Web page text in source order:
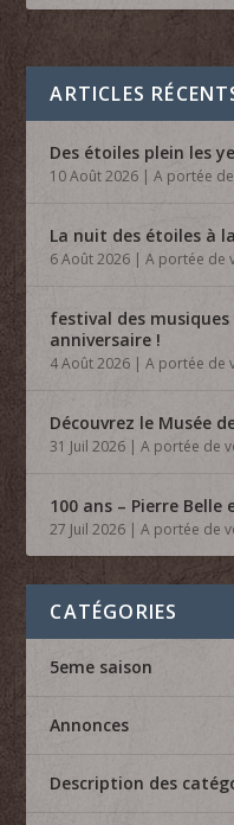
ARTICLES
Des étoiles plein les
10 Août 2026 |A portée
La nuit des étoiles à
6 Août 2026 |A portée de
festival des musiques
anniversaire !
4 Août 2026 |A portée de
Découvrez le Musée
31 Juil 2026 |A portée de
100 ans – Pierre Belle
27 Juil 2026 |A portée de
CATÉGORIES
5eme saison
Annonces
Description des